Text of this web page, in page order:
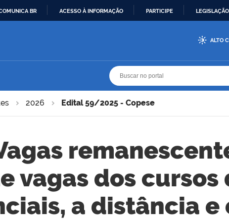
BR ACESSO À INFORMAÇÃO PARTICIPE LEGISLAÇÃO
ALTO
2026 Edital 59/2025 - Copese
vagas dos cursos
a distância e